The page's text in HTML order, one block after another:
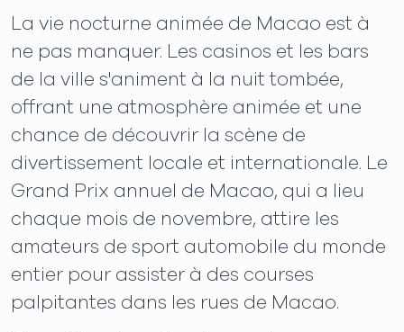
La vie nocturne animée de Macao est à
ne pas manquer. Les casinos et les bars
de la ville s'animent à la nuit tombée,
offrant une atmosphère animée et une
chance de découvrir la scène de
divertissement locale et internationale. Le
Grand Prix annuel de Macao, qui a lieu
chaque mois de novembre, attire les
amateurs de sport automobile du monde
entier pour assister à des courses
palpitantes dans les rues de Macao.